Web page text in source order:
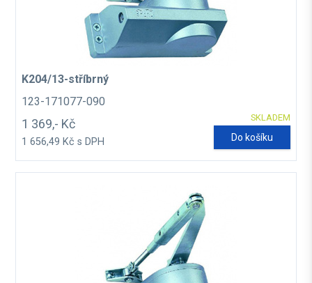
K204/13-stříbrný
123-171077-090
SKLADEM
1 369,- Kč
1 656,49 Kč s DPH Do košíku